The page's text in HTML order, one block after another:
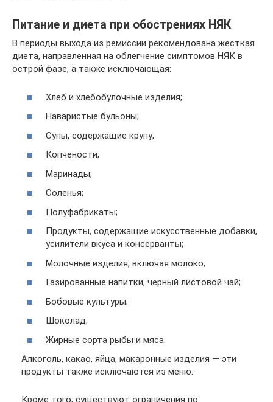
Питание и диета при обострениях НЯК
В периоды выхода из ремиссии рекомендована жесткая
диета, направленная на облегчение симптомов НЯК в
острой фазе, а также исключающая:
Хлеб и хлебобулочные изделия;
Наваристые бульоны;
Супы, содержащие крупу;
Копчености;
Маринады;
Соленья;
Полуфабрикаты;
Продукты, содержащие искусственные добавки,
усилители вкуса и консерванты;
Молочные изделия, включая молоко;
Газированные напитки, черный листовой чай;
Бобовые культуры;
Шоколад;
Жирные сорта рыбы и мяса.
Алкоголь, какао, яйца, макаронные изделия — эти
продукты также исключаются из меню.
Кроме того, существуют ограничения по